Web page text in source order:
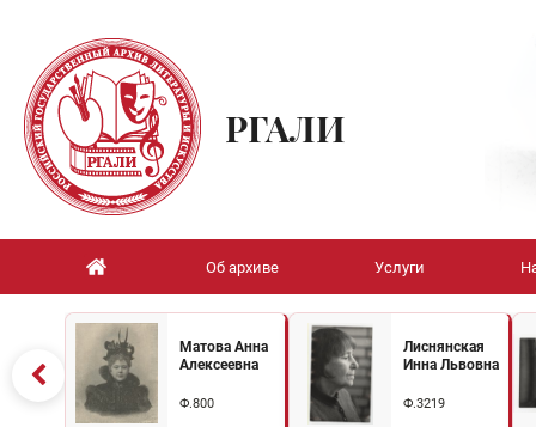
РГАЛИ
Об архиве Услуги
Матова Анна
Алексеевна
Ф.800
Лиснянская
Инна Львовна
Ф.3219